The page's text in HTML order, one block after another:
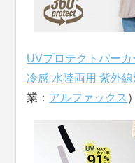
UVプロテクトパー
冷感 水陸両用 紫外線
業： アルファックス ）